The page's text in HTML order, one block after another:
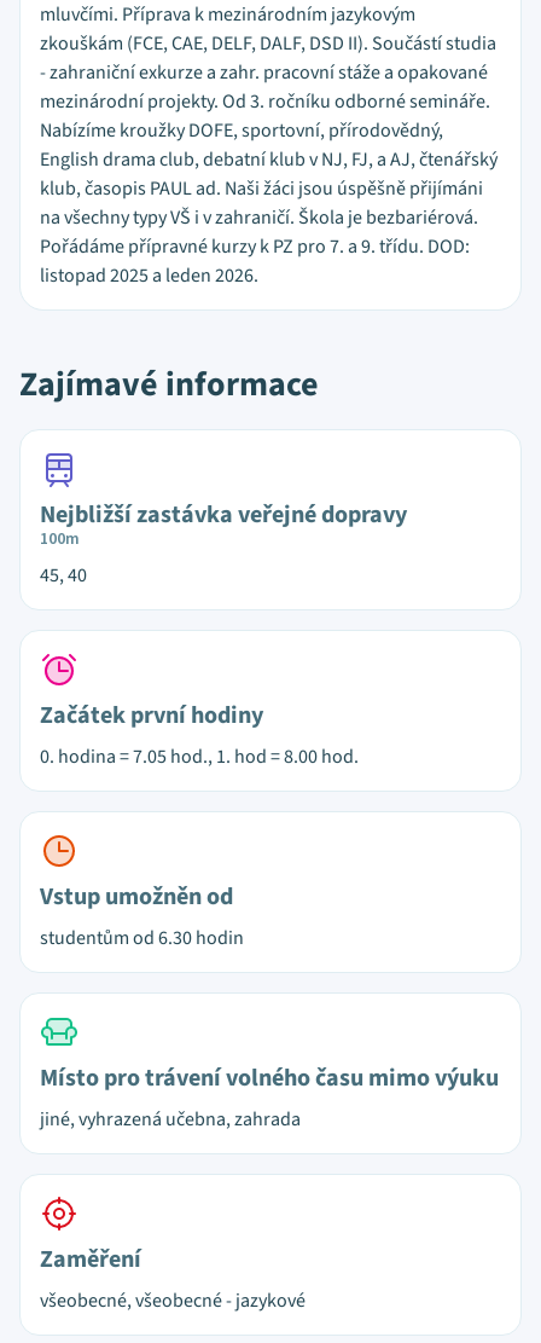
mluvčími. Příprava k mezinárodním jazykovým
zkouškám (FCE, CAE, DELF, DALF, DSD II). Součástí studia
- zahraniční exkurze a zahr. pracovní stáže a opakované
mezinárodní projekty. Od 3. ročníku odborné semináře.
Nabízíme kroužky DOFE, sportovní, přírodovědný,
English drama club, debatní klub v NJ, FJ, a AJ, čtenářský
klub, časopis PAUL ad. Naši žáci jsou úspěšně přijímáni
na všechny typy VŠ i v zahraničí. Škola je bezbariérová.
Pořádáme přípravné kurzy k PZ pro 7. a 9. třídu. DOD:
listopad 2025 a leden 2026.
Zajímavé informace
Nejbližší zastávka veřejné dopravy
100m
45, 40
Začátek první hodiny
0. hodina = 7.05 hod., 1. hod = 8.00 hod.
Vstup umožněn od
studentům od 6.30 hodin
Místo pro trávení volného času mimo výuku
jiné, vyhrazená učebna, zahrada
Zaměření
všeobecné, všeobecné - jazykové